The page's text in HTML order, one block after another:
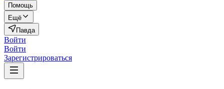
Помощь
Ещё
Павда
Войти
Войти
Зарегистрироваться